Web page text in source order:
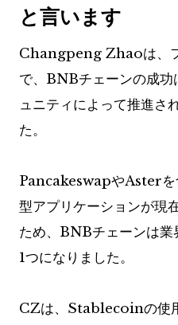
と言います
Changpeng Zhaoは、
で、BNBチェーンの成功
ュニティによって推進さ
た。
PancakeswapやAster
型アプリケーションが現
ため、BNBチェーンは業
1つになりました。
CZは、Stablecoinの使